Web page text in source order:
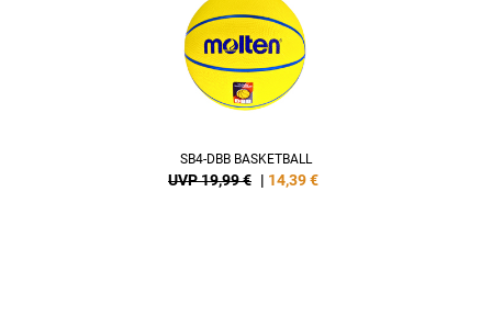
SB4-DBB BASKETBALL
UVP 19,99 € | 14,39€